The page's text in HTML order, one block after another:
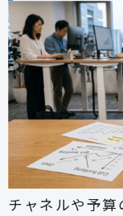
チャネルや予